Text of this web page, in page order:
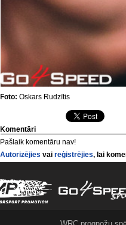
Foto: Oskars Rudzītis
Komentāri
Pašlaik komentāru nav!
Autorizējies vaireģistrējies, lai
WRC prognožu